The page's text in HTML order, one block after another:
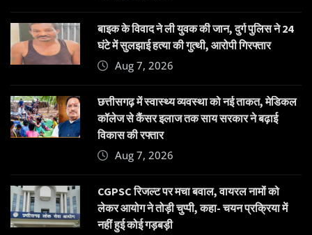
बाइक के विवाद ने ली युवक की जान, दुर्ग पुलिस ने 24
घंटे में सुलझाई हत्या की गुत्थी, आरोपी गिरफ्तार
Aug 7, 2026
छत्तीसगढ़ में स्वास्थ्य व्यवस्था को नई ताकत, मेडिकल
कॉलेज से कैंसर इलाज तक साय सरकार ने बढ़ाई
विकास की रफ्तार
Aug 7, 2026
CGPSC रिजल्ट पर मचा बवाल, वायरल नामों को
लेकर आयोग ने तोड़ी चुप्पी, कहा- चयन प्रक्रिया में
नहीं हुई कोई गड़बड़ी